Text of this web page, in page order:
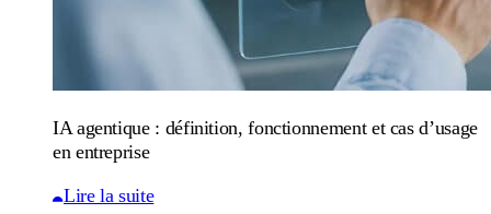
IA agentique : définition, fonctionnement et cas d’usage
en entreprise
Lire la suite